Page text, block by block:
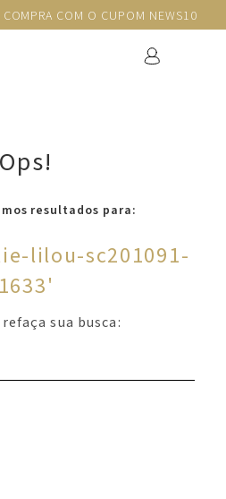
COM O CUPOM NEWS10
Ops!
resultados para:
lilou-sc201091-
1633'
sua busca: